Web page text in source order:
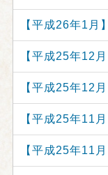
【平成26年1
【平成25年
【平成25年
【平成25年11
【平成25年